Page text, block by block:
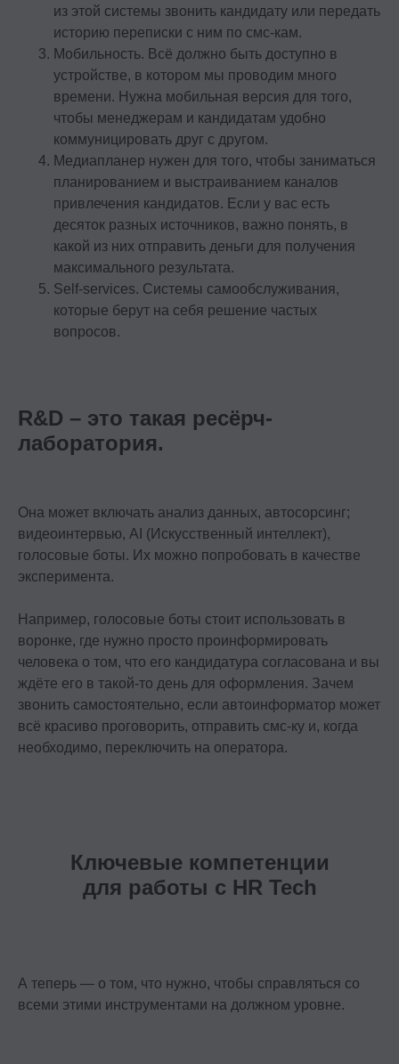
из этой системы звонить кандидату или передать
историю переписки с ним по смс-кам.
Мобильность. Всё должно быть доступно в
устройстве, в котором мы проводим много
времени. Нужна мобильная версия для того,
чтобы менеджерам и кандидатам удобно
коммуницировать друг с другом.
Медиапланер нужен для того, чтобы заниматься
планированием и выстраиванием каналов
привлечения кандидатов. Если у вас есть
десяток разных источников, важно понять, в
какой из них отправить деньги для получения
максимального результата.
Self-services. Системы самообслуживания,
которые берут на себя решение частых
вопросов.
R&D – это такая ресёрч-
лаборатория.
Она может включать анализ данных, автосорсинг;
видеоинтервью, AI (Искусственный интеллект),
голосовые боты. Их можно попробовать в качестве
эксперимента.
Например, голосовые боты стоит использовать в
воронке, где нужно просто проинформировать
человека о том, что его кандидатура согласована и вы
ждёте его в такой-то день для оформления. Зачем
звонить самостоятельно, если автоинформатор может
всё красиво проговорить, отправить смс-ку и, когда
необходимо, переключить на оператора.
Ключевые компетенции
для работы с HR Tech
А теперь — о том, что нужно, чтобы справляться со
всеми этими инструментами на должном уровне.
Контакты